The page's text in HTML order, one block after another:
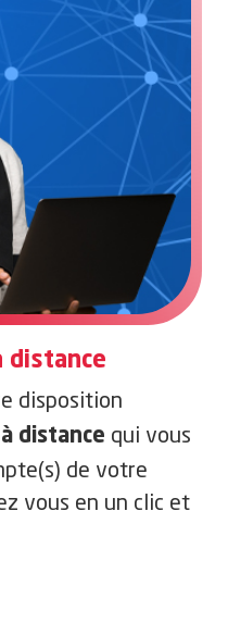
distance
disposition
distance qui vous
de votre
vous en un clic et